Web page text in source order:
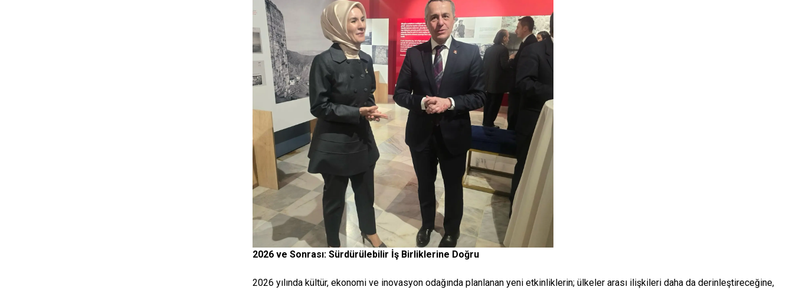
2026 ve Sonrası: Sürdürülebilir İş Birliklerine Doğru​
2026 yılında kültür, ekonomi ve inovasyon odağında planlanan yeni etkinliklerin; ülkeler arası ilişkileri daha da derinleştireceğine,